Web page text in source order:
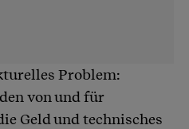
Problem:
von und für
Geld und technisches